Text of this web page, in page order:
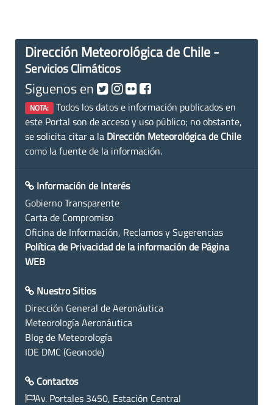
Dirección Meteorológica de Chile -
Servicios Climáticos
Siguenos en
NOTA: Todos los datos e información publicados en
este Portal son de acceso y uso público; no obstante,
se solicita citar a la Dirección Meteorológica de Chile
como la fuente de la información.
Información de Interés
Gobierno Transparente
Carta de Compromiso
Oficina de Información, Reclamos y Sugerencias
Política de Privacidad de la información de Página
WEB
Nuestro Sitios
Dirección General de Aeronáutica
Meteorología Aeronáutica
Blog de Meteorología
IDE DMC (Geonode)
Contactos
Av. Portales 3450, Estación Central